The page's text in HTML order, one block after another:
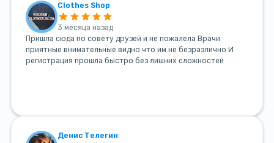
Clothes Shop
3 месяца назад
Пришла сюда по совету друзей и не пожалела Врачи
приятные внимательные видно что им не безразлично И
регистрация прошла быстро без лишних сложностей
Денис Телегин